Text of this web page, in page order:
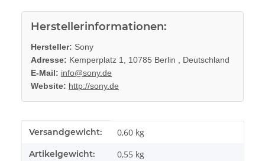
Herstellerinformationen:
Hersteller: Sony
Adresse: Kemperplatz 1, 10785 Berlin , Deutschland
E-Mail: info@sony.de
Website: http://sony.de
Produkteigenschaft
Wert
Versandgewicht: 0,60 kg
Artikelgewicht: 0,55 kg